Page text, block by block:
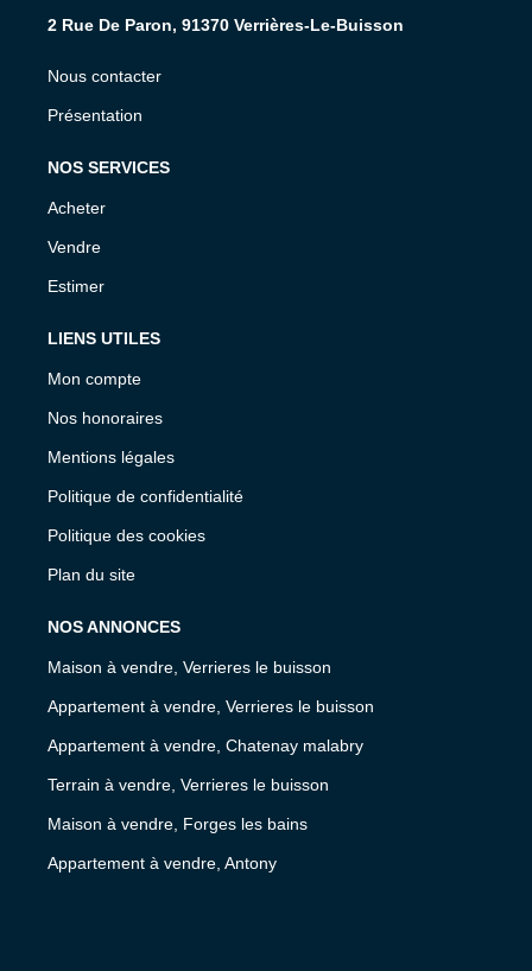
2 Rue De Paron, 91370 Verrières-Le-Buisson
Nous contacter
Présentation
NOS SERVICES
Acheter
Vendre
Estimer
LIENS UTILES
Mon compte
Nos honoraires
Mentions légales
Politique de confidentialité
Politique des cookies
Plan du site
NOS ANNONCES
Maison à vendre, Verrieres le buisson
Appartement à vendre, Verrieres le buisson
Appartement à vendre, Chatenay malabry
Terrain à vendre, Verrieres le buisson
Maison à vendre, Forges les bains
Appartement à vendre, Antony